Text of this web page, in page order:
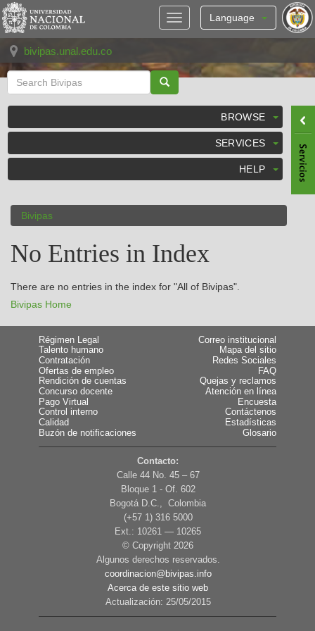
Skip
navigation
Language
bivipas.unal.edu.co
BROWSE
SERVICES
HELP
Bivipas
No Entries in Index
There are no entries in the index for "All of Bivipas".
Bivipas Home
Régimen Legal
Talento humano
Contratación
Ofertas de empleo
Rendición de cuentas
Concurso docente
Pago Virtual
Control interno
Calidad
Buzón de notificaciones
Correo institucional
Mapa del sitio
Redes Sociales
FAQ
Quejas y reclamos
Atención en línea
Encuesta
Contáctenos
Estadísticas
Glosario
Contacto:
Calle 44 No. 45 – 67
Bloque 1 - Of. 602
Bogotá D.C., Colombia
(+57 1) 316 5000
Ext.: 10261 — 10265
© Copyright 2026
Algunos derechos reservados.
coordinacion@bivipas.info
Acerca de este sitio web
Actualización: 25/05/2015